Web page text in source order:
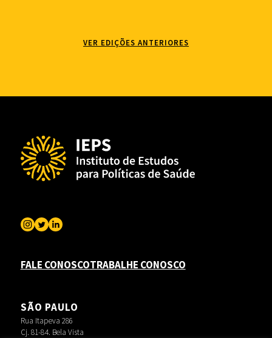
VER EDIÇÕES ANTERIORES
FALE CONOSCOTRABALHE CONOSCO
SÃO PAULO
Rua Itapeva 286
Cj. 81-84. Bela Vista